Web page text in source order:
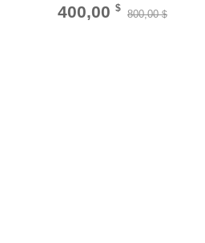
800,00$
السعر
400,00 $
السعر